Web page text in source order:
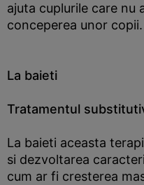
ajuta cuplurile care nu
conceperea unor copii.
La baieti
Tratamentul
La baieti aceasta
si dezvoltarea
cum ar fi cresterea